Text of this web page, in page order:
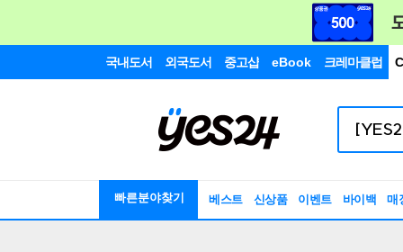
국내도서 외국도서 중고샵 eBook 크레마클럽
빠른분야찾기 베스트 신상품 이벤트 바이백 매